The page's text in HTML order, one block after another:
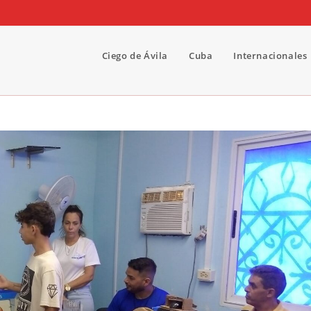
Ciego de Ávila Cuba Internacionales